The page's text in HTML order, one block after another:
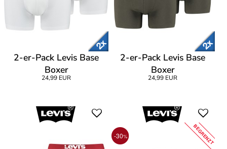
2-er-Pack Levis Base
Boxer
24,99 EUR
2-er-Pack Levis Base
Boxer
24,99 EUR
-30% BEGRENZT